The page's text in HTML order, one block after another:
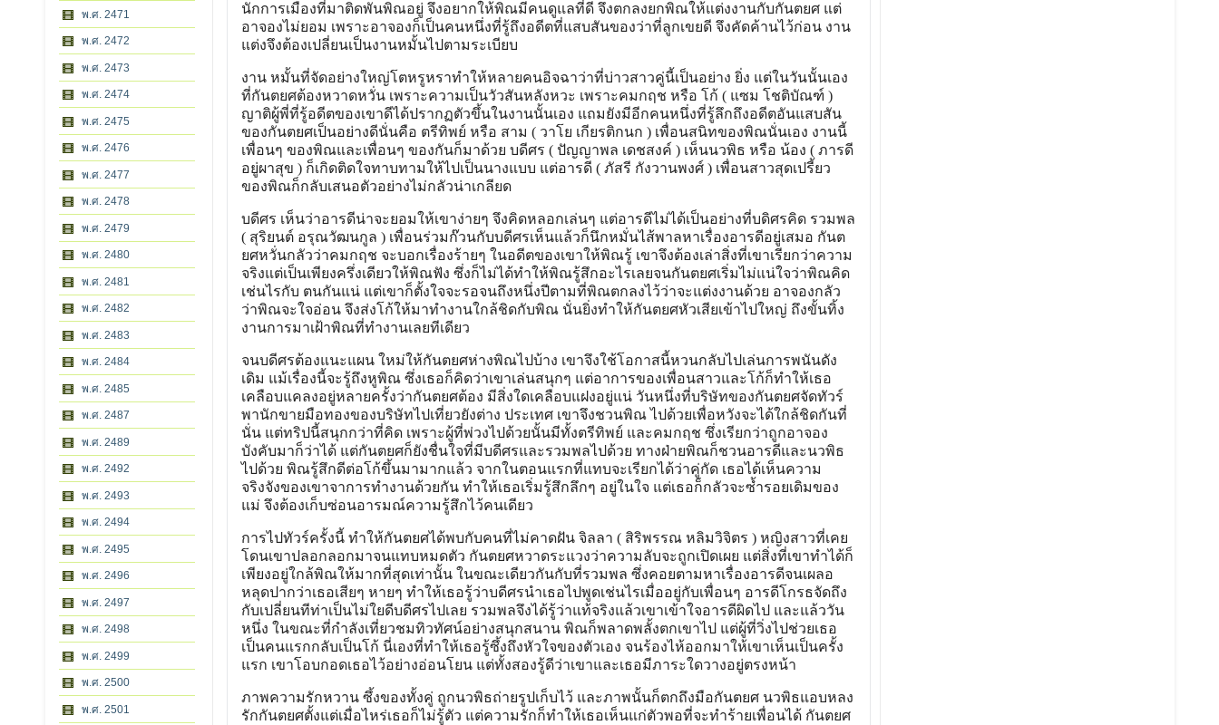
พ.ศ. 2471
พ.ศ. 2472
พ.ศ. 2473
พ.ศ. 2474
พ.ศ. 2475
พ.ศ. 2476
พ.ศ. 2477
พ.ศ. 2478
พ.ศ. 2479
พ.ศ. 2480
พ.ศ. 2481
พ.ศ. 2482
พ.ศ. 2483
พ.ศ. 2484
พ.ศ. 2485
พ.ศ. 2487
พ.ศ. 2489
พ.ศ. 2492
พ.ศ. 2493
พ.ศ. 2494
พ.ศ. 2495
พ.ศ. 2496
พ.ศ. 2497
พ.ศ. 2498
พ.ศ. 2499
พ.ศ. 2500
พ.ศ. 2501
นักการเมืองที่มาติดพันพิณอยู่ จึงอยากให้พิณมีคนดูแลที่ดี จึงตกลงยกพิณให้แต่งงานกับกันตยศ แต่
อาจองไม่ยอม เพราะอาจองก็เป็นคนหนึ่งที่รู้ถึงอดีตที่แสบสันของว่าที่ลูกเขยดี จึงคัดค้านไว้ก่อน งาน
แต่งจึงต้องเปลี่ยนเป็นงานหมั้นไปตามระเบียบ
งาน หมั้นที่จัดอย่างใหญ่โตหรูหราทำให้หลายคนอิจฉาว่าที่บ่าวสาวคู่นี้เป็นอย่าง ยิ่ง แต่ในวันนั้นเอง
ที่กันตยศต้องหวาดหวั่น เพราะความเป็นวัวสันหลังหวะ เพราะคมกฤช หรือ โก้ ( แซม โชติบัณฑ์ )
ญาติผู้พี่ที่รู้อดีตของเขาดีได้ปรากฏตัวขึ้นในงานนั้นเอง แถมยังมีอีกคนหนึ่งที่รู้ลึกถึงอดีตอันแสบสัน
ของกันตยศเป็นอย่างดีนั่นคือ ตรีทิพย์ หรือ สาม ( วาโย เกียรติกนก ) เพื่อนสนิทของพิณนั่นเอง งานนี้
เพื่อนๆ ของพิณและเพื่อนๆ ของกันก็มาด้วย บดีศร ( ปัญญาพล เดชสงค์ ) เห็นนวพิธ หรือ น้อง ( ภารดี
อยู่ผาสุข ) ก็เกิดติดใจทาบทามให้ไปเป็นนางแบบ แต่อารดี ( ภัสรี กังวานพงศ์ ) เพื่อนสาวสุดเปรี้ยว
ของพิณก็กลับเสนอตัวอย่างไม่กลัวน่าเกลียด
บดีศร เห็นว่าอารดีน่าจะยอมให้เขาง่ายๆ จึงคิดหลอกเล่นๆ แต่อารดีไม่ได้เป็นอย่างที่บดิศรคิด รวมพล
( สุริยนต์ อรุณวัฒนกูล ) เพื่อนร่วมก๊วนกับบดีศรเห็นแล้วก็นึกหมั่นไส้พาลหาเรื่องอารดีอยู่เสมอ กันต
ยศหวั่นกลัวว่าคมกฤช จะบอกเรื่องร้ายๆ ในอดีตของเขาให้พิณรู้ เขาจึงต้องเล่าสิ่งที่เขาเรียกว่าความ
จริงแต่เป็นเพียงครึ่งเดียวให้พิณฟัง ซึ่งก็ไม่ได้ทำให้พิณรู้สึกอะไรเลยจนกันตยศเริ่มไม่แน่ใจว่าพิณคิด
เช่นไรกับ ตนกันแน่ แต่เขาก็ตั้งใจจะรอจนถึงหนึ่งปีตามที่พิณตกลงไว้ว่าจะแต่งงานด้วย อาจองกลัว
ว่าพิณจะใจอ่อน จึงส่งโก้ให้มาทำงานใกล้ชิดกับพิณ นั่นยิ่งทำให้กันตยศหัวเสียเข้าไปใหญ่ ถึงขั้นทิ้ง
งานการมาเฝ้าพิณที่ทำงานเลยทีเดียว
จนบดีศรต้องแนะแผน ใหม่ให้กันตยศห่างพิณไปบ้าง เขาจึงใช้โอกาสนี้หวนกลับไปเล่นการพนันดัง
เดิม แม้เรื่องนี้จะรู้ถึงหูพิณ ซึ่งเธอก็คิดว่าเขาเล่นสนุกๆ แต่อาการของเพื่อนสาวและโก้ก็ทำให้เธอ
เคลือบแคลงอยู่หลายครั้งว่ากันตยศต้อง มีสิ่งใดเคลือบแฝงอยู่แน่ วันหนึ่งที่บริษัทของกันตยศจัดทัวร์
พานักขายมือทองของบริษัทไปเที่ยวยังต่าง ประเทศ เขาจึงชวนพิณ ไปด้วยเพื่อหวังจะได้ใกล้ชิดกันที่
นั่น แต่ทริปนี้สนุกกว่าที่คิด เพราะผู้ที่พ่วงไปด้วยนั้นมีทั้งตรีทิพย์ และคมกฤช ซึ่งเรียกว่าถูกอาจอง
บังคับมาก็ว่าได้ แต่กันตยศก็ยังชื่นใจที่มีบดีศรและรวมพลไปด้วย ทางฝ่ายพิณก็ชวนอารดีและนวพิธ
ไปด้วย พิณรู้สึกดีต่อโก้ขึ้นมามากแล้ว จากในตอนแรกที่แทบจะเรียกได้ว่าคู่กัด เธอได้เห็นความ
จริงจังของเขาจาการทำงานด้วยกัน ทำให้เธอเริ่มรู้สึกลึกๆ อยู่ในใจ แต่เธอก็กลัวจะซ้ำรอยเดิมของ
แม่ จึงต้องเก็บซ่อนอารมณ์ความรู้สึกไว้คนเดียว
การไปทัวร์ครั้งนี้ ทำให้กันตยศได้พบกับคนที่ไม่คาดฝัน จิลลา ( สิริพรรณ หลิมวิจิตร ) หญิงสาวที่เคย
โดนเขาปลอกลอกมาจนแทบหมดตัว กันตยศหวาดระแวงว่าความลับจะถูกเปิดเผย แต่สิ่งที่เขาทำได้ก็
เพียงอยู่ใกล้พิณให้มากที่สุดเท่านั้น ในขณะเดียวกันกับที่รวมพล ซึ่งคอยตามหาเรื่องอารดีจนเผลอ
หลุดปากว่าเธอเสียๆ หายๆ ทำให้เธอรู้ว่าบดีศรนำเธอไปพูดเช่นไรเมื่ออยู่กับเพื่อนๆ อารดีโกรธจัดถึง
กับเปลี่ยนทีท่าเป็นไม่ใยดีบดีศรไปเลย รวมพลจึงได้รู้ว่าแท้จริงแล้วเขาเข้าใจอารดีผิดไป และแล้ววัน
หนึ่ง ในขณะที่กำลังเที่ยวชมทิวทัศน์อย่างสนุกสนาน พิณก็พลาดพลั้งตกเขาไป แต่ผู้ที่วิ่งไปช่วยเธอ
เป็นคนแรกกลับเป็นโก้ นี่เองที่ทำให้เธอรู้ซึ้งถึงหัวใจของตัวเอง จนร้องไห้ออกมาให้เขาเห็นเป็นครั้ง
แรก เขาโอบกอดเธอไว้อย่างอ่อนโยน แต่ทั้งสองรู้ดีว่าเขาและเธอมีภาระใดวางอยู่ตรงหน้า
ภาพความรักหวาน ซึ้งของทั้งคู่ ถูกนวพิธถ่ายรูปเก็บไว้ และภาพนั้นก็ตกถึงมือกันตยศ นวพิธแอบหลง
รักกันตยศตั้งแต่เมื่อไหร่เธอก็ไม่รู้ตัว แต่ความรักก็ทำให้เธอเห็นแก่ตัวพอที่จะทำร้ายเพื่อนได้ กันตยศ